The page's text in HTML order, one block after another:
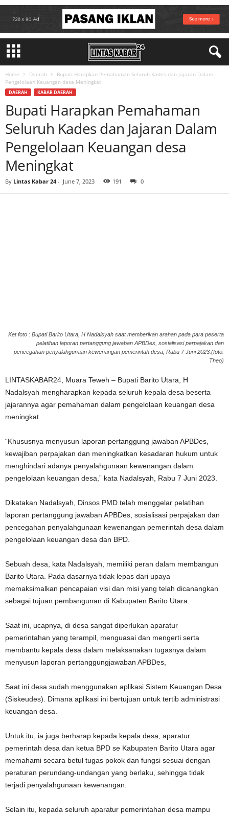
Home Daerah
Bupati Harapkan Pemahaman Seluruh Kades dan Jajaran Dalam
Pengelolaan Keuangan desa Meningkat
DAERAH KABAR DAERAH
Bupati Harapkan Pemahaman
Seluruh Kades dan Jajaran Dalam
Pengelolaan Keuangan desa
Meningkat
By Lintas Kabar 24- June 7, 2023 191 0
Ket foto : Bupati Barito Utara, H Nadalsyah saat memberikan arahan pada para peserta
pelatihan laporan pertanggung jawaban APBDes, sosialisasi perpajakan dan
pencegahan penyalahgunaan kewenangan pemerintah desa, Rabu 7 Juni 2023.(foto:
Theo)
LINTASKABAR24, Muara Teweh – Bupati Barito Utara, H
Nadalsyah mengharapkan kepada seluruh kepala desa beserta
jajarannya agar pemahaman dalam pengelolaan keuangan desa
meningkat.
“Khususnya menyusun laporan pertanggung jawaban APBDes,
kewajiban perpajakan dan meningkatkan kesadaran hukum untuk
menghindari adanya penyalahgunaan kewenangan dalam
pengelolaan keuangan desa,” kata Nadalsyah, Rabu 7 Juni 2023.
Dikatakan Nadalsyah, Dinsos PMD telah menggelar pelatihan
laporan pertanggung jawaban APBDes, sosialisasi perpajakan dan
pencegahan penyalahgunaan kewenangan pemerintah desa dalam
pengelolaan keuangan desa dan BPD.
Sebuah desa, kata Nadalsyah, memiliki peran dalam membangun
Barito Utara. Pada dasarnya tidak lepas dari upaya
memaksimalkan pencapaian visi dan misi yang telah dicanangkan
sebagai tujuan pembangunan di Kabupaten Barito Utara.
Saat ini, ucapnya, di desa sangat diperlukan aparatur
pemerintahan yang terampil, menguasai dan mengerti serta
membantu kepala desa dalam melaksanakan tugasnya dalam
menyusun laporan pertanggungjawaban APBDes,
Saat ini desa sudah menggunakan aplikasi Sistem Keuangan Desa
(Siskeudes). Dimana aplikasi ini bertujuan untuk tertib administrasi
keuangan desa.
Untuk itu, ia juga berharap kepada kepala desa, aparatur
pemerintah desa dan ketua BPD se Kabupaten Barito Utara agar
memahami secara betul tugas pokok dan fungsi sesuai dengan
peraturan perundang-undangan yang berlaku, sehingga tidak
terjadi penyalahgunaan kewenangan.
Selain itu, kepada seluruh aparatur pemerintahan desa mampu